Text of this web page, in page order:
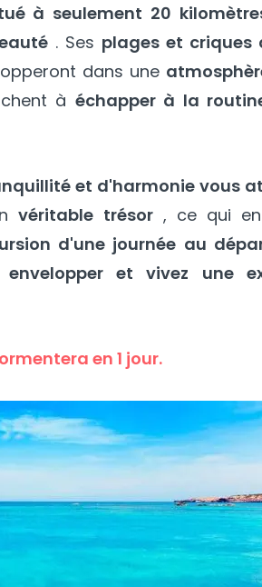
à seulement 20
. Ses plages et criques
dans une
à échapper à la
et d'harmonie vous
véritable trésor, ce qui
d'une journée au
et vivez une
en 1 jour.